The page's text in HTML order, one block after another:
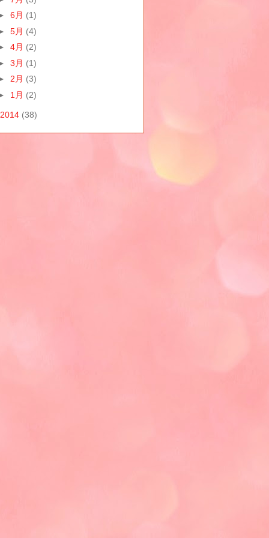
6月 (1)
5月 (4)
4月 (2)
3月 (1)
2月 (3)
1月 (2)
2014 (38)